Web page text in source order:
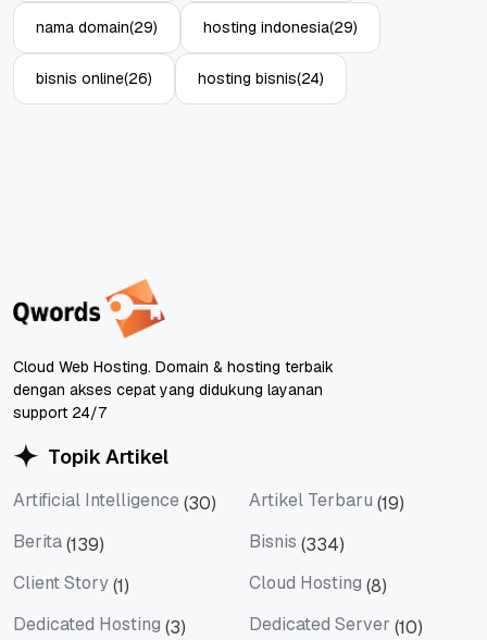
nama domain(29) hosting indonesia(29)
bisnis online(26) hosting bisnis(24)
Cloud Web Hosting. Domain & hosting terbaik
dengan akses cepat yang didukung layanan
support 24/7
Topik Artikel
Artificial Intelligence (30) Artikel Terbaru (19)
Berita(139) Bisnis (334)
Client Story(1) Cloud Hosting (8)
Dedicated Hosting (3) Dedicated Server (10)